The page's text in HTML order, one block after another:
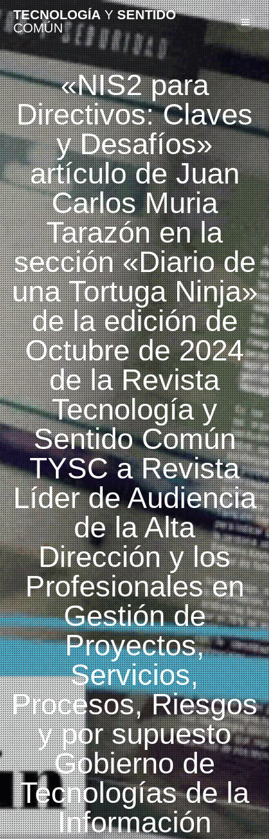
Skip
to
content
TECNOLOGÍAYSENTIDO
COMÚN
«NIS2 para
Directivos: Claves
y Desafíos»
artículo de Juan
Carlos Muria
Tarazón en la
sección «Diario de
una Tortuga Ninja»
de la edición de
Octubre de 2024
de la Revista
Tecnología y
Sentido Común
TYSC a Revista
Líder de Audiencia
de la Alta
Dirección y los
Profesionales en
Gestión de
Proyectos,
Servicios,
Procesos, Riesgos
y por supuesto
Gobierno de
Tecnologías de la
Información